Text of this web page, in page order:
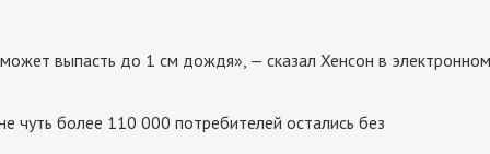
выпасть до 1 см дождя», — сказал Хенсон в электронном
чуть более 110 000 потребителей остались без